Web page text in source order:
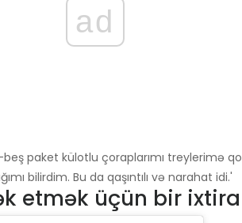
ad
paket külotlu çoraplarımı treylerimə
bilirdim. Bu da qaşıntılı və narahat idi.'
etmək üçün bir